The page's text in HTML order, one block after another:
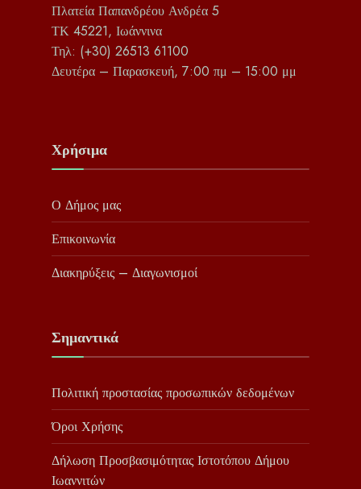
Πλατεία Παπανδρέου Ανδρέα 5
ΤΚ 45221, Ιωάννινα
Τηλ: (+30) 26513 61100
Δευτέρα – Παρασκευή, 7:00 πμ – 15:00 μμ
Χρήσιμα
Ο Δήμος μας
Επικοινωνία
Διακηρύξεις – Διαγωνισμοί
Σημαντικά
Πολιτική προστασίας προσωπικών δεδομένων
Όροι Χρήσης
Δήλωση Προσβασιμότητας Ιστοτόπου Δήμου
Ιωαννιτών